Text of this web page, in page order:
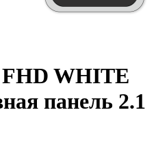
WHITE
панель 2.1